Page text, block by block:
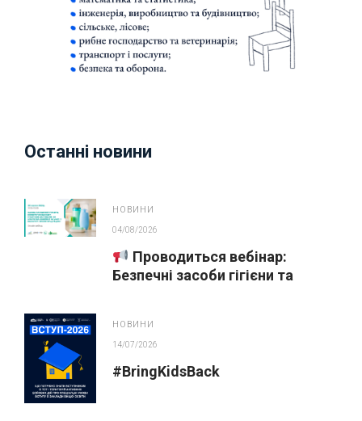
Останні новини
НОВИНИ
04/08/2026
Проводиться вебінар:
Безпечні засоби гігієни та
НОВИНИ
14/07/2026
#BringKidsBack